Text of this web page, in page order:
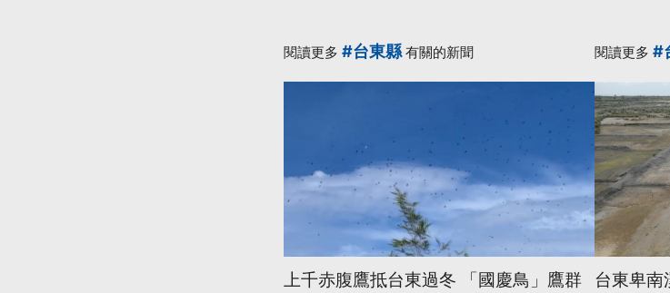
閱讀更多 #台東縣有關的新聞
上千赤腹鷹抵台東過冬 「國慶鳥」鷹群
閱讀更多 #
台東卑南